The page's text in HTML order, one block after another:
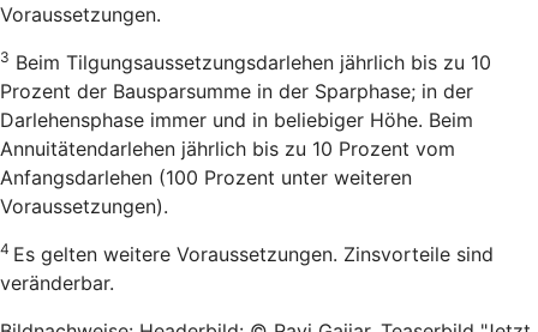
Voraussetzungen.
3 Beim Tilgungsaussetzungsdarlehen jährlich bis zu 10
Prozent der Bausparsumme in der Sparphase; in der
Darlehensphase immer und in beliebiger Höhe. Beim
Annuitätendarlehen jährlich bis zu 10 Prozent vom
Anfangsdarlehen (100 Prozent unter weiteren
Voraussetzungen).
4 Es gelten weitere Voraussetzungen. Zinsvorteile sind
veränderbar.